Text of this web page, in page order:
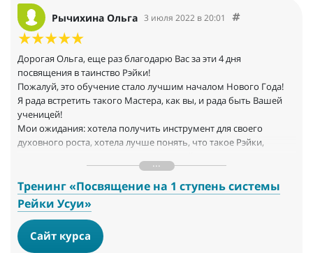
Рычихина Ольга 3 июля 2022 в 20:01
Дорогая Ольга, еще раз благодарю Вас за эти 4 дня
посвящения в таинство Рэйки!
Пожалуй, это обучение стало лучшим началом Нового Года!
Я рада встретить такого Мастера, как вы, и рада быть Вашей
ученицей!
Мои ожидания: хотела получить инструмент для своего
духовного роста, хотела лучше понять, что такое Рэйки,
поддержку и обратную связь Мастера, обрести
единомышленников.
Все это, и даже больше, я получила!
Благодарю Вас за мудрость и профессионализм, которым вы
делитесь!
Благодарю за Вашу душевность, юмор и мощную энергетику!
Тренинг «Посвящение на 1 ступень системы
Рейки Усуи»
Сайт курса